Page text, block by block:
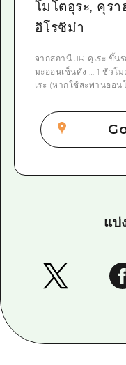
โมโตอุระ, คุรา
ฮิโรชิม่า
จากสถานี JR คุเระ ขึ้น
มะออนเซ็นคัง … 1 ชั่วโ
เระ (หากใช้สะพานออ
แบ่